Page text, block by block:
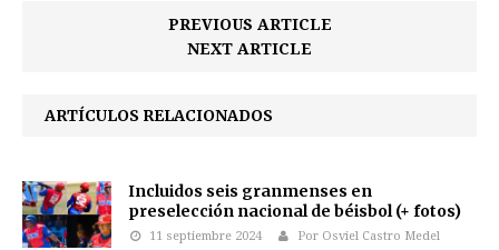
PREVIOUS ARTICLE
NEXT ARTICLE
ARTÍCULOS RELACIONADOS
Incluidos seis granmenses en
preselección nacional de béisbol (+ fotos)
11 septiembre 2024 Por Osviel Castro Medel